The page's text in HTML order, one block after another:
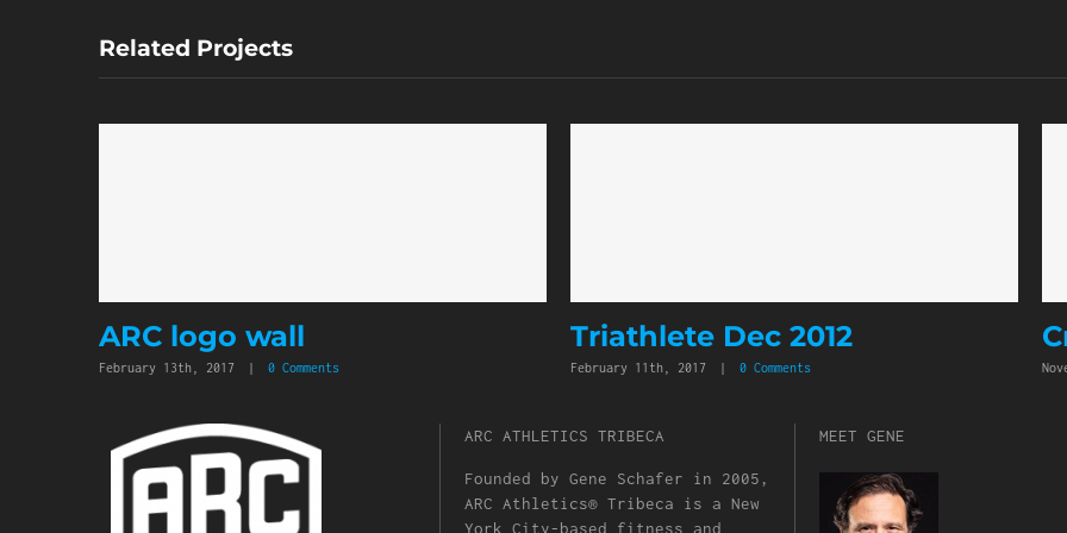
Related Projects
ARC logo wall
February 13th, 2017 | 0 Comments
Triathlete Dec 2012
February 11th, 2017 | 0 Comments
ARC ATHLETICS TRIBECA
Founded by Gene Schafer in 2005,
ARC Athletics® Tribeca is a New
York City-based fitness and
MEET GENE